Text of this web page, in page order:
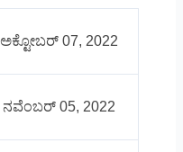
ಅಕ್ಟೋಬರ್ 07, 2022
ನವೆಂಬರ್ 05, 2022